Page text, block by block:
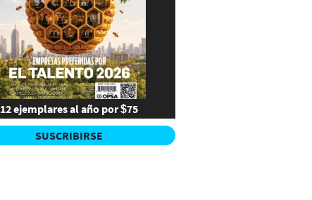
12 ejemplares al año por $75
SUSCRIBIRSE